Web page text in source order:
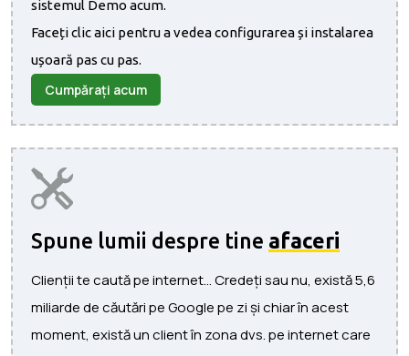
sistemul Demo acum.
Faceți clic aici pentru a vedea configurarea și instalarea
ușoară pas cu pas.
Cumpărați acum
Spune lumii despre tine afaceri
Clienții te caută pe internet... Credeți sau nu, există 5,6
miliarde de căutări pe Google pe zi și chiar în acest
moment, există un client în zona dvs. pe internet care